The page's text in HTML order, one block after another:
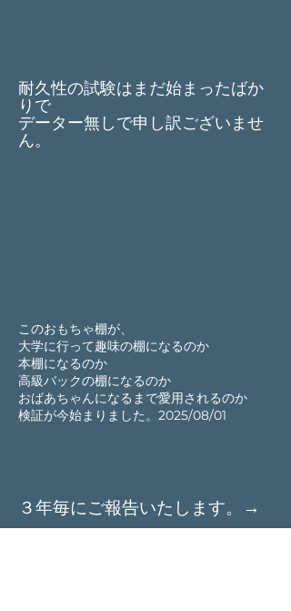
耐久性の試験はまだ始まったばか
りで
データー無しで申し訳ございませ
ん。
このおもちゃ棚が、
​大学に行って趣味の棚になるのか
本棚になるのか
高級バックの棚になるのか
おばあちゃんになるまで愛用されるのか
検証が今始まりました。2025/08/01
３年毎にご報告いたします。 →